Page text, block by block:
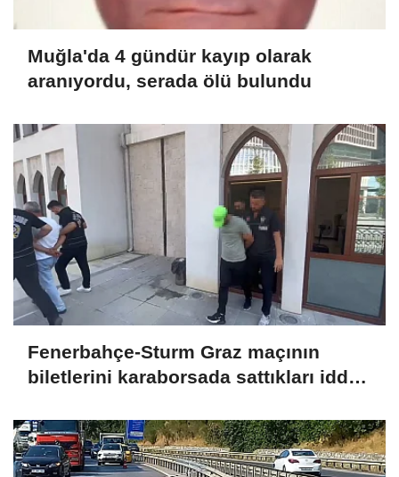
Muğla'da 4 gündür kayıp olarak
aranıyordu, serada ölü bulundu
Fenerbahçe-Sturm Graz maçının
biletlerini karaborsada sattıkları iddia